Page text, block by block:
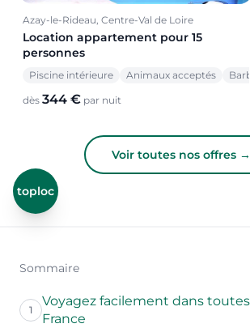
Azay-le-Rideau, Centre-Val de Loire
Location appartement pour 15
personnes
Piscine intérieure Animaux acceptés
dès 344 € par nuit
Voir toutes nos offres →
toploc
Sommaire
1
Voyagez facilement dans
France